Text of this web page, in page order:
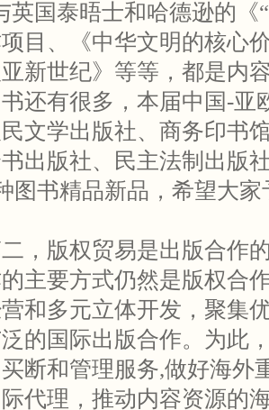
英国泰晤士和哈德逊的《
目、《中华文明的核心
新世纪》等等，都是内
还有很多，本届中国-亚
文学出版社、商务印书
出版社、民主法制出版
图书精品新品，希望大
版权贸易是出版合作的
主要方式仍然是版权合
和多元立体开发，聚集
的国际出版合作。为此
断和管理服务,做好海外
代理，推动内容资源的